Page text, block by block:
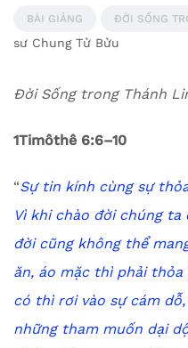
BÀI GIẢNG ĐỜI SỐNG
sư Chung Tử Bửu
Đời Sống trong Thánh
1Timôthê 6:6–10
“Sự tin kính cùng sự
Vì khi chào đời chúng
đời cũng không thể
ăn, áo mặc thì phải thỏa
có thì rơi vào sự cám
những tham muốn dại